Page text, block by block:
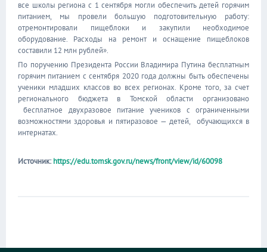
все школы региона с 1 сентября могли обеспечить детей горячим
питанием, мы провели большую подготовительную работу:
отремонтировали пищеблоки и закупили необходимое
оборудование. Расходы на ремонт и оснащение пищеблоков
составили 12 млн рублей».
По поручению Президента России Владимира Путина бесплатным
горячим питанием с сентября 2020 года должны быть обеспечены
ученики младших классов во всех регионах. Кроме того, за счет
регионального бюджета в Томской области организовано
бесплатное двухразовое питание учеников с ограниченными
возможностями здоровья и пятиразовое — детей, обучающихся в
интернатах.
Источник: https://edu.tomsk.gov.ru/news/front/view/id/60098